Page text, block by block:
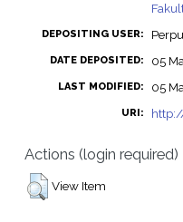
DEPOSITING USER:
DATE DEPOSITED: 05
LAST MODIFIED: 05
URI:
Actions (login required)
View Item